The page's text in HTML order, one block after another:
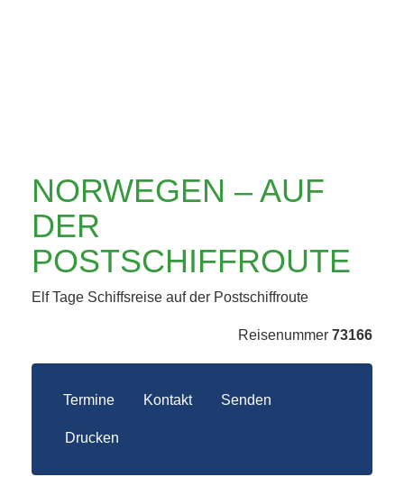
NORWEGEN – AUF
DER
POSTSCHIFFROUTE
Elf Tage Schiffsreise auf der Postschiffroute
Reisenummer 73166
Termine Kontakt Senden
Drucken